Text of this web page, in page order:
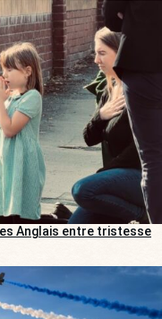
Anglais entre tristesse